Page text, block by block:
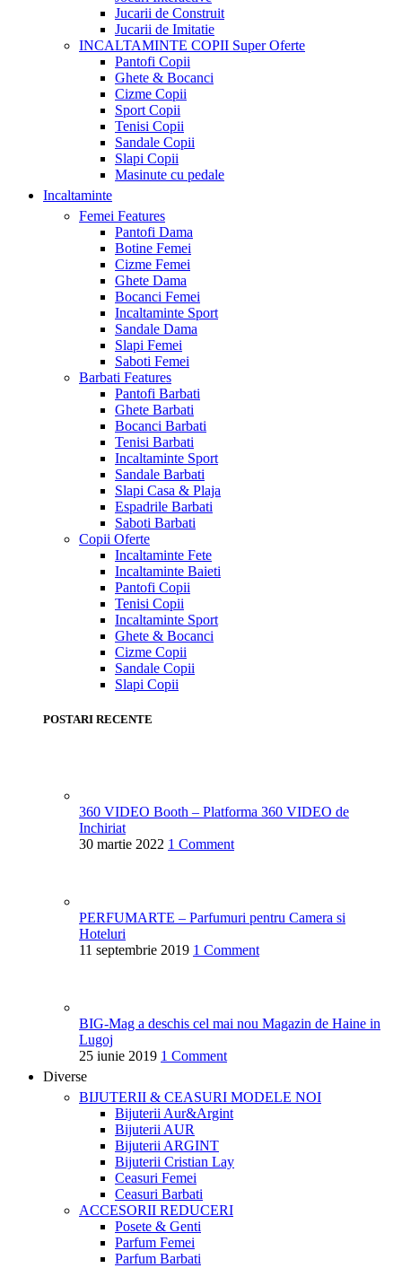
Jucarii de Construit
Jucarii de Imitatie
INCALTAMINTE COPII Super Oferte
Pantofi Copii
Ghete & Bocanci
Cizme Copii
Sport Copii
Tenisi Copii
Sandale Copii
Slapi Copii
Masinute cu pedale
Incaltaminte
Femei Features
Pantofi Dama
Botine Femei
Cizme Femei
Ghete Dama
Bocanci Femei
Incaltaminte Sport
Sandale Dama
Slapi Femei
Saboti Femei
Barbati Features
Pantofi Barbati
Ghete Barbati
Bocanci Barbati
Tenisi Barbati
Incaltaminte Sport
Sandale Barbati
Slapi Casa & Plaja
Espadrile Barbati
Saboti Barbati
Copii Oferte
Incaltaminte Fete
Incaltaminte Baieti
Pantofi Copii
Tenisi Copii
Incaltaminte Sport
Ghete & Bocanci
Cizme Copii
Sandale Copii
Slapi Copii
POSTARI RECENTE
360 VIDEO Booth – Platforma 360 VIDEO de
Inchiriat
30 martie 2022 1 Comment
PERFUMARTE – Parfumuri pentru Camera si
Hoteluri
11 septembrie 2019 1 Comment
BIG-Mag a deschis cel mai nou Magazin de Haine in
Lugoj
25 iunie 2019 1 Comment
Diverse
BIJUTERII & CEASURI MODELE NOI
Bijuterii Aur&Argint
Bijuterii AUR
Bijuterii ARGINT
Bijuterii Cristian Lay
Ceasuri Femei
Ceasuri Barbati
ACCESORII REDUCERI
Posete & Genti
Parfum Femei
Parfum Barbati